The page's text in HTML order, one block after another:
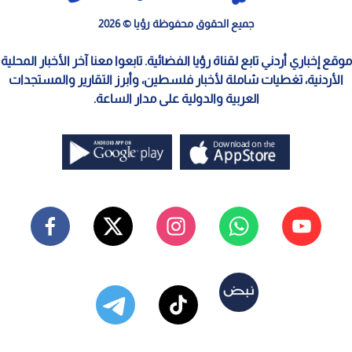
جميع الحقوق محفوظة رؤيا © 2026
موقع إخباري أردني تابع لقناة رؤيا الفضائية. تابعوا معنا آخر الأخبار المحلية
الأردنية، تغطيات شاملة لأخبار فلسطين، وأبرز التقارير والمستجدات
العربية والدولية على مدار الساعة.